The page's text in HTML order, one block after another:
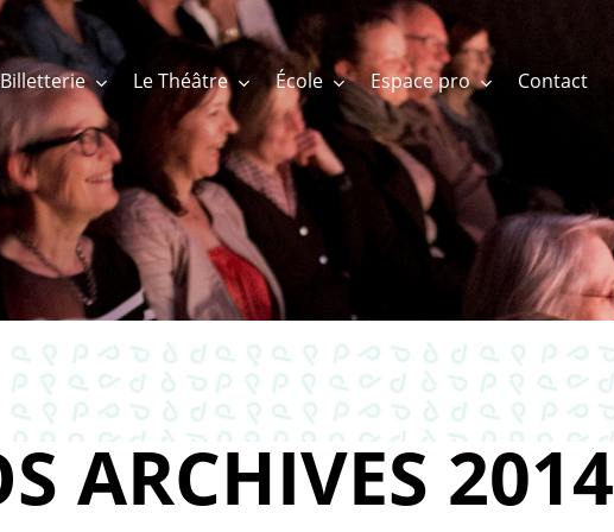
Billetterie Le Théâtre École Espace pro Contact
ARCHIVES 2014